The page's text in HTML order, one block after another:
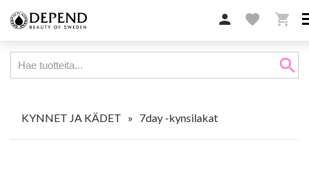
 favorite 
search
KYNNET JA KÄDET » 7day -kynsilakat